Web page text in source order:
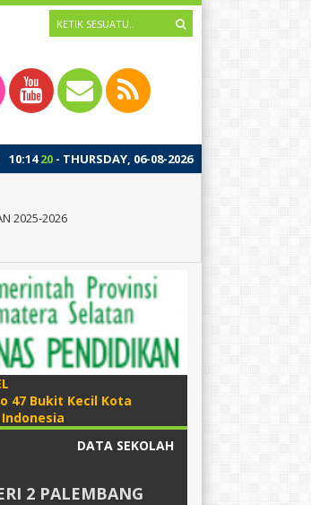
10:14 21 - THURSDAY, 06-08-2026
Palembang diawali dengan kegiatan Masa
2025-2026
47 Bukit Kecil Kota
DATA SEKOLAH
2 PALEMBANG